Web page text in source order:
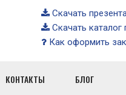
Скачать
Скачать каталог
Как оформить
КОНТАКТЫ БЛОГ